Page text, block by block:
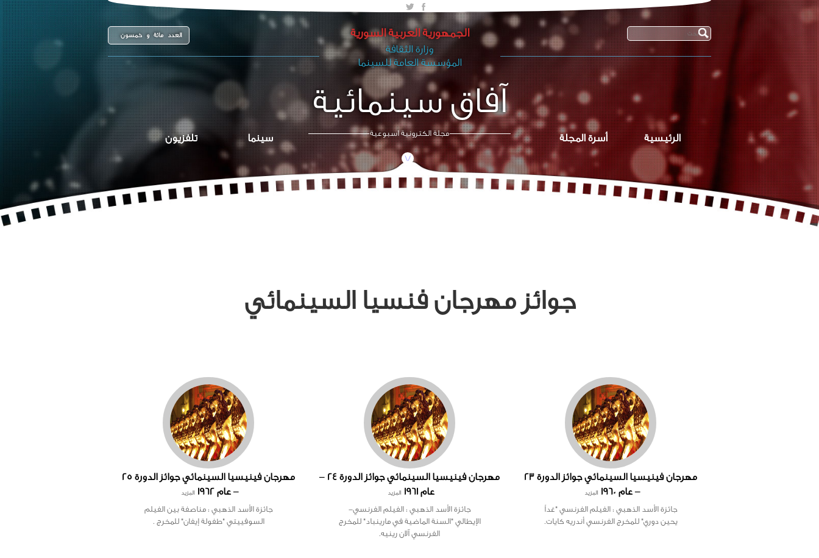
العدد مائة و خمسون الجمهورية العربية السورية
وزارة الثقافة
المؤسسة العامة للسينما
آفاق سينمائية
الرئيسية أسرة المجلة مجلة الكترونية اسبوعية سينما تلفزيون
/\
جوائز مهرجان فنسيا السينمائي
مهرجان فينيسيا السينمائي جوائز الدورة 23
– عام 1960
المزيد
جائزة الأسد الذهبي : الفيلم الفرنسي "غداً
يحين دوري" للمخرج الفرنسي أندريه كايات.
مهرجان فينيسيا السينمائي جوائز الدورة 24 –
عام 1961
المزيد
جائزة الأسد الذهبي : الفيلم الفرنسي-
الإيطالي "السنة الماضية في مارينباد" للمخرج
الفرنسي آلان رينيه.
مهرجان فينيسيا السينمائي جوائز الدورة 25
– عام 1962
المزيد
جائزة الأسد الذهبي : مناصفة بين الفيلم
السوفييتي "طفولة إيفان" للمخرج .